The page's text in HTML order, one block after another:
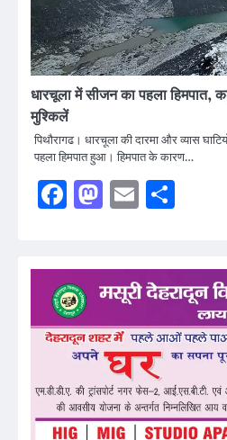
धारचूला में सीजन का पहला हिमपात,
मुश्किलें
पिथौरागढ। धारचूला की दारमा और व्यास
पहला हिमपात हुआ। हिमपात के कारण…
Facebook
Mastodon
Email